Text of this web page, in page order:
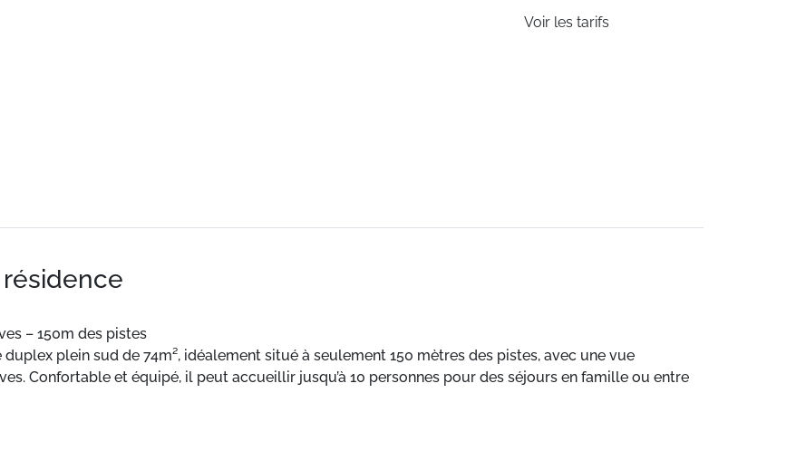
Voir les tarifs
– 150m des pistes
plein sud de 74m², idéalement situé à seulement 150 mètres des pistes, avec une vue
Confortable et équipé, il peut accueillir jusqu’à 10 personnes pour des séjours en famille ou entre